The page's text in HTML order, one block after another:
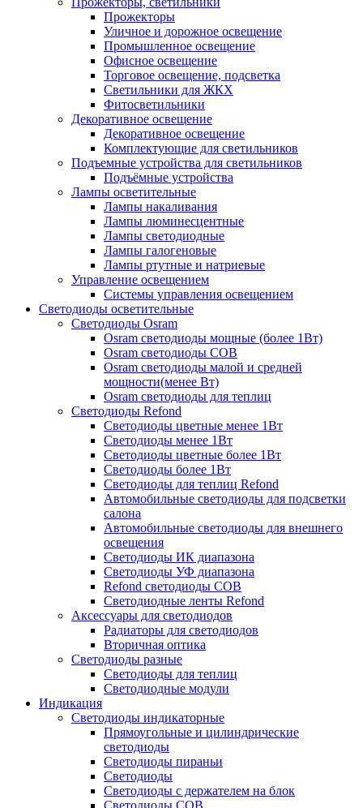
Прожекторы
Уличное и дорожное освещение
Промышленное освещение
Офисное освещение
Торговое освещение, подсветка
Светильники для ЖКХ
Фитосветильники
Декоративное освещение
Декоративное освещение
Комплектующие для светильников
Подъемные устройства для светильников
Подъёмные устройства
Лампы осветительные
Лампы накаливания
Лампы люминесцентные
Лампы светодиодные
Лампы галогеновые
Лампы ртутные и натриевые
Управление освещением
Системы управления освещением
Светодиоды осветительные
Светодиоды Osram
Osram светодиоды мощные (более 1Вт)
Osram светодиоды COB
Osram светодиоды малой и средней
мощности(менее Вт)
Osram светодиоды для теплиц
Светодиоды Refond
Светодиоды цветные менее 1Вт
Светодиоды менее 1Вт
Светодиоды цветные более 1Вт
Светодиоды более 1Вт
Светодиоды для теплиц Refond
Автомобильные светодиоды для подсветки
салона
Автомобильные светодиоды для внешнего
освещения
Светодиоды ИК диапазона
Светодиоды УФ диапазона
Refond светодиоды COB
Светодиодные ленты Refond
Аксессуары для светодиодов
Радиаторы для светодиодов
Вторичная оптика
Светодиоды разные
Светодиоды для теплиц
Светодиодные модули
Индикация
Светодиоды индикаторные
Прямоугольные и цилиндрические
светодиоды
Светодиоды пираньи
Светодиоды
Светодиоды с держателем на блок
Светодиоды COB